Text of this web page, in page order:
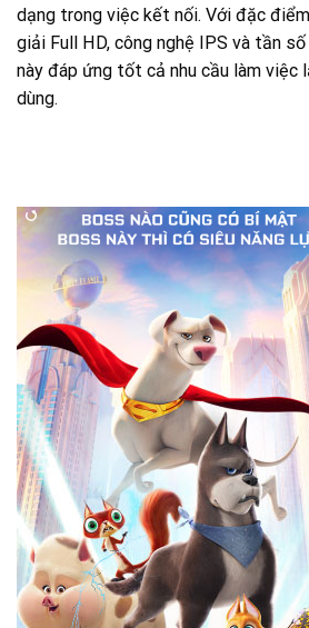
dạng trong việc kết nối. Với đặc
giải Full HD, công nghệ IPS và tần
này đáp ứng tốt cả nhu cầu làm việc
dùng.